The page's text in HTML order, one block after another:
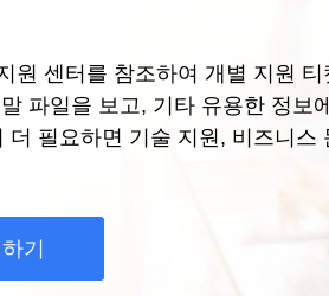
원 센터를 참조하여 개별 지원 티
파일을 보고, 기타 유용한 정보
필요하면 기술 지원, 비즈니스
기